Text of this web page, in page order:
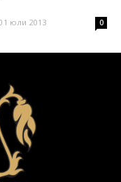
юли 2013 0